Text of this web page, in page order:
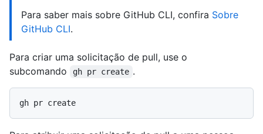
Para saber mais sobre GitHub CLI, confira Sobre
GitHub CLI.
Para criar uma solicitação de pull, use o
subcomando
gh pr create .